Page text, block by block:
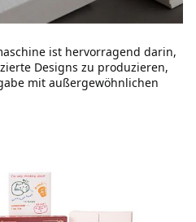
ist hervorragend darin,
Designs zu produzieren,
mit außergewöhnlichen